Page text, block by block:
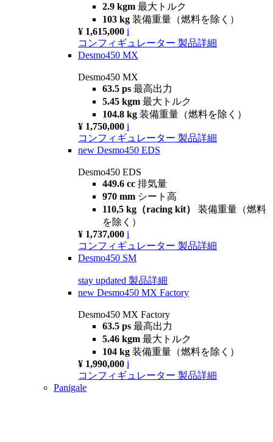
2.9 kgm 最大トルク
103 kg 装備重量（燃料を除く）
¥ 1,615,000 i
コンフィギュレーター 製品詳細
Desmo450 MX
Desmo450 MX
63.5 ps 最高出力
5.45 kgm 最大トルク
104.8 kg 装備重量（燃料を除く）
¥ 1,750,000 i
コンフィギュレーター 製品詳細
new Desmo450 EDS
Desmo450 EDS
449.6 cc 排気量
970 mm シート高
110,5 kg（racing kit） 装備重量（燃料
を除く）
¥ 1,737,000 i
コンフィギュレーター 製品詳細
Desmo450 SM
stay updated 製品詳細
new Desmo450 MX Factory
Desmo450 MX Factory
63.5 ps 最高出力
5.46 kgm 最大トルク
104 kg 装備重量（燃料を除く）
¥ 1,990,000 i
コンフィギュレーター 製品詳細
Panigale